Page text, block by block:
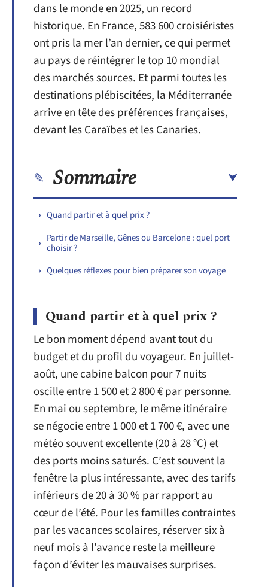
dans le monde en 2025, un record
historique. En France, 583 600 croisiéristes
ont pris la mer l’an dernier, ce qui permet
au pays de réintégrer le top 10 mondial
des marchés sources. Et parmi toutes les
destinations plébiscitées, la Méditerranée
arrive en tête des préférences françaises,
devant les Caraïbes et les Canaries.
Sommaire
Quand partir et à quel prix ?
Partir de Marseille, Gênes ou Barcelone : quel port
choisir ?
Quelques réflexes pour bien préparer son voyage
Quand partir et à quel prix ?
Le bon moment dépend avant tout du
budget et du profil du voyageur. En juillet-
août, une cabine balcon pour 7 nuits
oscille entre 1 500 et 2 800 € par personne.
En mai ou septembre, le même itinéraire
se négocie entre 1 000 et 1 700 €, avec une
météo souvent excellente (20 à 28 °C) et
des ports moins saturés. C’est souvent la
fenêtre la plus intéressante, avec des tarifs
inférieurs de 20 à 30 % par rapport au
cœur de l’été. Pour les familles contraintes
par les vacances scolaires, réserver six à
neuf mois à l’avance reste la meilleure
façon d’éviter les mauvaises surprises.